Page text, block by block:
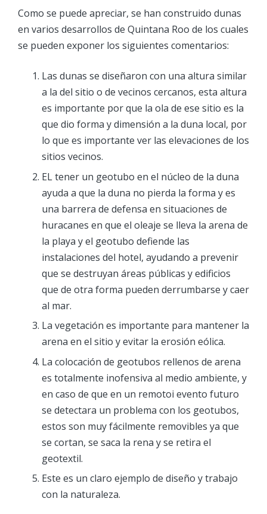
Como se puede apreciar, se han construido dunas
en varios desarrollos de Quintana Roo de los cuales
se pueden exponer los siguientes comentarios:
Las dunas se diseñaron con una altura similar
a la del sitio o de vecinos cercanos, esta altura
es importante por que la ola de ese sitio es la
que dio forma y dimensión a la duna local, por
lo que es importante ver las elevaciones de los
sitios vecinos.
EL tener un geotubo en el núcleo de la duna
ayuda a que la duna no pierda la forma y es
una barrera de defensa en situaciones de
huracanes en que el oleaje se lleva la arena de
la playa y el geotubo defiende las
instalaciones del hotel, ayudando a prevenir
que se destruyan áreas públicas y edificios
que de otra forma pueden derrumbarse y caer
al mar.
La vegetación es importante para mantener la
arena en el sitio y evitar la erosión eólica.
La colocación de geotubos rellenos de arena
es totalmente inofensiva al medio ambiente, y
en caso de que en un remotoi evento futuro
se detectara un problema con los geotubos,
estos son muy fácilmente removibles ya que
se cortan, se saca la rena y se retira el
geotextil.
Este es un claro ejemplo de diseño y trabajo
con la naturaleza.